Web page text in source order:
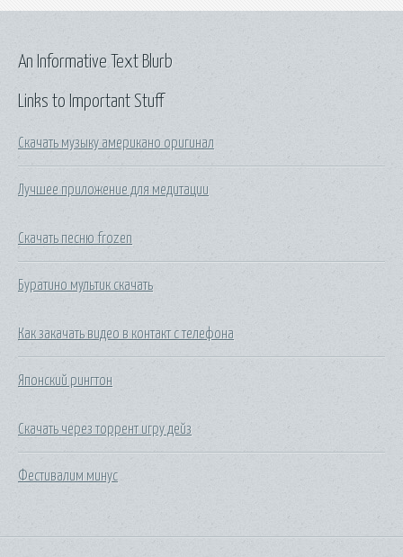
Links to Important Stuff
Скачать музыку американо оригинал
Лучшее приложение для медитации
Скачать песню frozen
Буратино мультик скачать
Как закачать видео в контакт с телефона
Японский рингтон
Скачать через торрент игру дейз
Фестивалим минус
An Informative Text Blurb